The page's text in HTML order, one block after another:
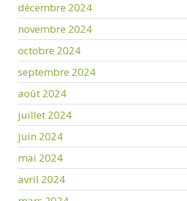
décembre 2024
novembre 2024
octobre 2024
septembre 2024
août 2024
juillet 2024
juin 2024
mai 2024
avril 2024